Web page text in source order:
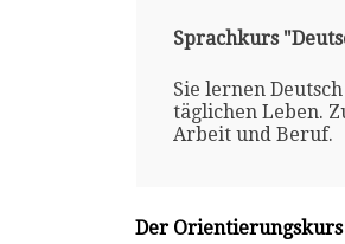
Sprachkurs
Sie lernen
täglichen Leben.
Arbeit und Beruf.
Der